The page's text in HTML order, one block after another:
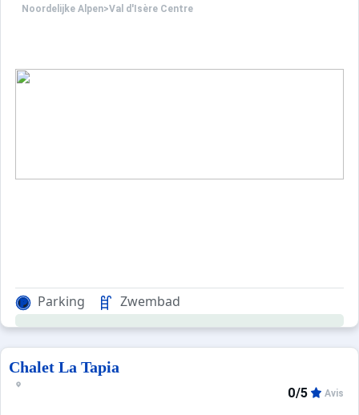
Noordelijke Alpen>Val d'Isère Centre
Parking Zwembad
Chalet La Tapia
0/5 Avis